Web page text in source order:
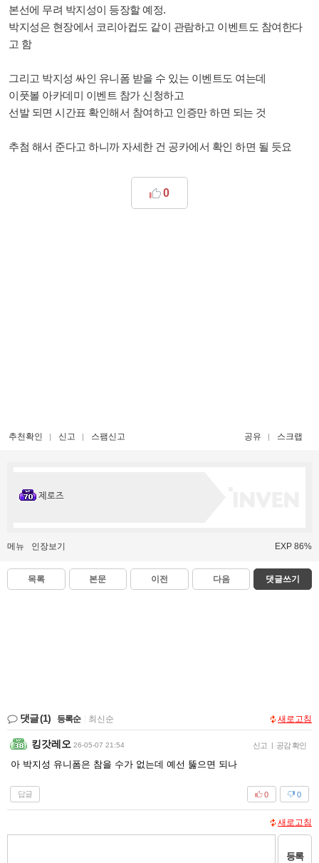
본선에 무려 박지성이 등장할 예정.
박지성은 현장에서 코리아컵도 같이 관람하고 이벤트도 참여한다
고 함
그리고 박지성 싸인 유니폼 받을 수 있는 이벤트도 여는데
이풋볼 아카데미 이벤트 참가 신청하고
선발 되면 시간표 확인해서 참여하고 인증만 하면 되는 것
추첨 해서 준다고 하니까 자세한 건 공카에서 확인 하면 될 듯요
0
추천확인 신고 스팸신고 공유 스크랩
제로즈
메뉴 인장보기 EXP 86%
목록 본문 이전 다음 댓글쓰기
댓글(1) 등록순 최신순 새로고침
킹갓레오 26-05-07 21:54 신고 | 공감 확인
아 박지성 유니폼은 참을 수가 없는데 예선 뚫으면 되나
답글 0
0
새로고침
등록